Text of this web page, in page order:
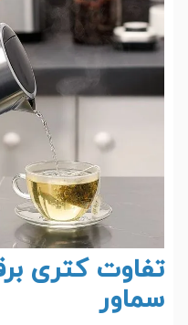
تفاوت کتری
سماور